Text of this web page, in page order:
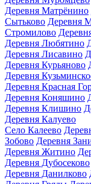
Деревня Матрёнино
Сытьково Деревня
Стромилово
Деревня Любятино
Деревня Лисавино
Деревня Курьяново
Деревня
Деревня Красная
Деревня Коняшино
Деревня Клишино
Деревня Калуево
Село Калеево
Зобово Деревня
Деревня Житино
Деревня Дубосеково
Деревня Данилково